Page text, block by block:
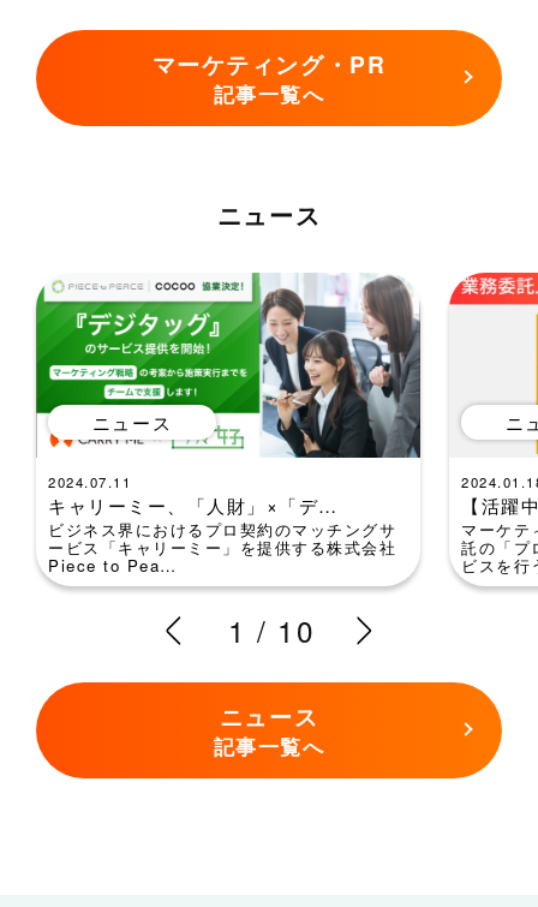
マーケティング・PR
記事一覧へ
ニュース
ニュース
2024.07.11
キャリーミー、「人財」×「デ…
ビジネス界におけるプロ契約のマッチングサ
ービス「キャリーミー」を提供する株式会社
Piece to Pea…
ニ
【活躍
マーケテ
託の「プ
ビスを
1 / 10
ニュース
記事一覧へ